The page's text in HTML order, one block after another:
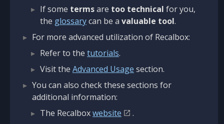
If some termsare too technical for you,
the glossarycan be a valuable tool.
For more advanced utilization of Recalbox:
Refer to the tutorials.
Visit the Advanced Usage section.
You can also check these sections for
additional information:
The Recalboxwebsite
.